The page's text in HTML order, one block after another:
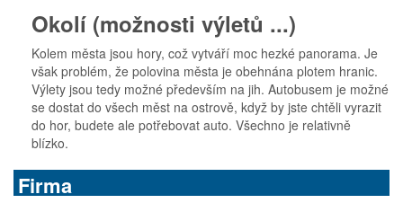
Okolí (možnosti výletů ...)
Kolem města jsou hory, což vytváří moc hezké panorama. Je
však problém, že polovina města je obehnána plotem hranic.
Výlety jsou tedy možné především na jih. Autobusem je možné
se dostat do všech měst na ostrově, když by jste chtěli vyrazit
do hor, budete ale potřebovat auto. Všechno je relativně
blízko.
Firma